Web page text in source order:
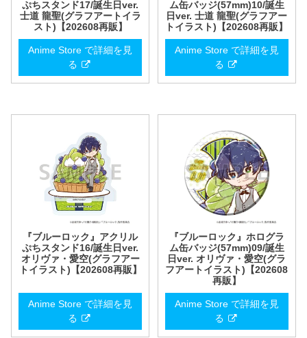
ぷちスタンド17/誕生日ver.
士道 龍聖(グラフアートイラ
スト)【202608再販】
Anime Store で詳細を見
る
ム缶バッジ(57mm)10/誕生
日ver. 士道 龍聖(グラフアー
トイラスト)【202608再販】
Anime Store で詳細を見
る
『ブルーロック』アクリル
ぷちスタンド16/誕生日ver.
オリヴァ・愛空(グラフアー
トイラスト)【202608再販】
Anime Store で詳細を見
る
『ブルーロック』ホログラ
ム缶バッジ(57mm)09/誕生
日ver. オリヴァ・愛空(グラ
フアートイラスト)【202608
再販】
Anime Store で詳細を見
る